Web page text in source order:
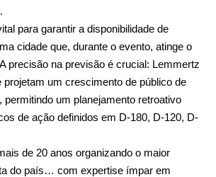
para garantir a disponibilidade de
cidade que, durante o evento, atinge o
precisão na previsão é crucial: Lemmertz
projetam um crescimento de público de
permitindo um planejamento retroativo
de ação definidos em D-180, D-120, D-
de 20 anos organizando o maior
do país… com expertise ímpar em